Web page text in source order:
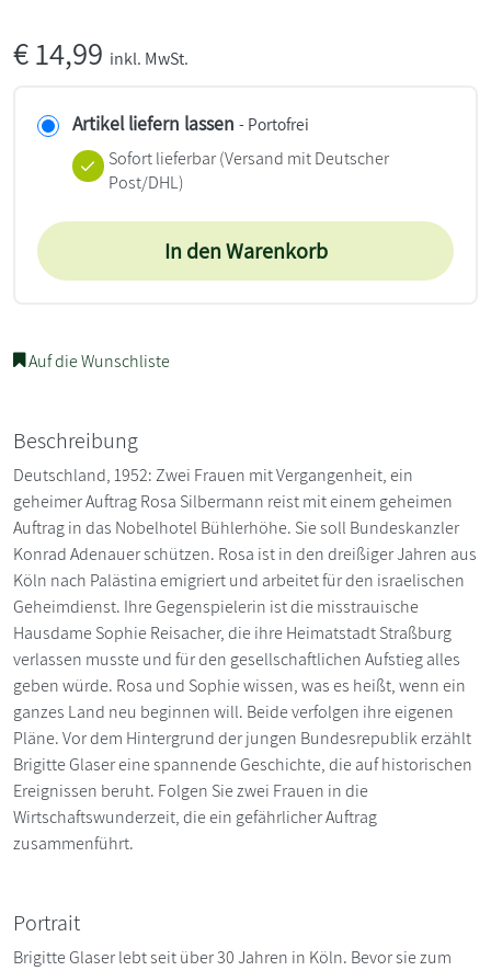
€14,99 inkl. MwSt.
Artikel liefern lassen - Portofrei
Sofort lieferbar(Versand mit Deutscher
Post/DHL)
In den Warenkorb
Auf die Wunschliste
Beschreibung
Deutschland, 1952: Zwei Frauen mit Vergangenheit, ein
geheimer Auftrag Rosa Silbermann reist mit einem geheimen
Auftrag in das Nobelhotel Bühlerhöhe. Sie soll Bundeskanzler
Konrad Adenauer schützen. Rosa ist in den dreißiger Jahren aus
Köln nach Palästina emigriert und arbeitet für den israelischen
Geheimdienst. Ihre Gegenspielerin ist die misstrauische
Hausdame Sophie Reisacher, die ihre Heimatstadt Straßburg
verlassen musste und für den gesellschaftlichen Aufstieg alles
geben würde. Rosa und Sophie wissen, was es heißt, wenn ein
ganzes Land neu beginnen will. Beide verfolgen ihre eigenen
Pläne. Vor dem Hintergrund der jungen Bundesrepublik erzählt
Brigitte Glaser eine spannende Geschichte, die auf historischen
Ereignissen beruht. Folgen Sie zwei Frauen in die
Wirtschaftswunderzeit, die ein gefährlicher Auftrag
zusammenführt.
Portrait
Brigitte Glaser lebt seit über 30 Jahren in Köln. Bevor sie zum